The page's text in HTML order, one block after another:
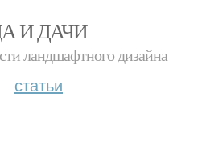
И ДАЧИ
ландшафтного дизайна
статьи